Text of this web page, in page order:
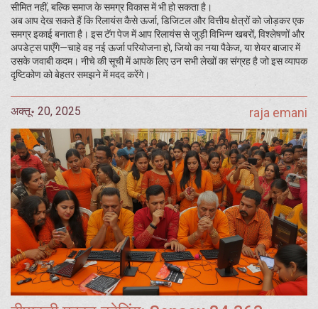
सीमित नहीं, बल्कि समाज के समग्र विकास में भी हो सकता है।
अब आप देख सकते हैं कि रिलायंस कैसे ऊर्जा, डिजिटल और वित्तीय क्षेत्रों को जोड़कर एक
समग्र इकाई बनाता है। इस टॅग पेज में आप रिलायंस से जुड़ी विभिन्न खबरों, विश्लेषणों और
अपडेट्स पाएँगे—चाहे वह नई ऊर्जा परियोजना हो, जियो का नया पैकेज, या शेयर बाजार में
उसके जवाबी कदम। नीचे की सूची में आपके लिए उन सभी लेखों का संग्रह है जो इस व्यापक
दृष्टिकोण को बेहतर समझने में मदद करेंगे।
अक्तू॰ 20, 2025 raja emani